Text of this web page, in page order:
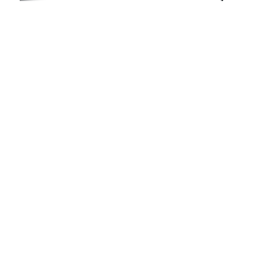
Peygamber Efendimiz